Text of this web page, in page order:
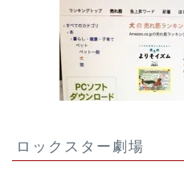
ロックスター劇場